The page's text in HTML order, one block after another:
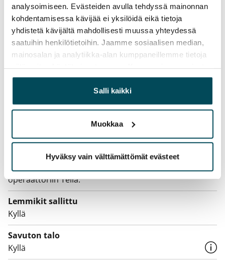
analysoimiseen. Evästeiden avulla tehdyssä mainonnan
kohdentamisessa kävijää ei yksilöidä eikä tietoja
yhdistetä kävijältä mahdollisesti muussa yhteydessä
saatuihin henkilötietoihin. Jaamme sosiaalisen median,
mainosalan ja analytiikka-alan kumppaneillemme tietoja
yhdistää näitä tietoja muihin tietoihin, joita olet antanut
heille tai joita on kerätty, kun olet käyttänyt heidän
palvelujaan.
Salli kaikki
Muokkaa
Hyväksy vain välttämättömät evästeet
Vuokravakuus
0 €, (yrityksille min. 1 kk vuokra)
Kotivakuutus
Pakollinen, ei sisälly vuokraan
Vesimaksu
Sähkömaksu
Vuokralainen solmii itse sähkösopimuksen.
Laajakaista
Vuokraan sisältyy 50 M laajakaistaliittymä. Voit hankkia
operaattoriin Telia.
Lemmikit sallittu
Kyllä
Savuton talo
Kyllä